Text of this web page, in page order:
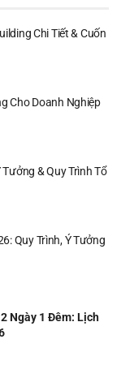
Chi Tiết & Cuốn
Cho Doanh Nghiệp
& Quy Trình Tổ
Quy Trình, Ý Tưởng
Ngày 1 Đêm: Lịch